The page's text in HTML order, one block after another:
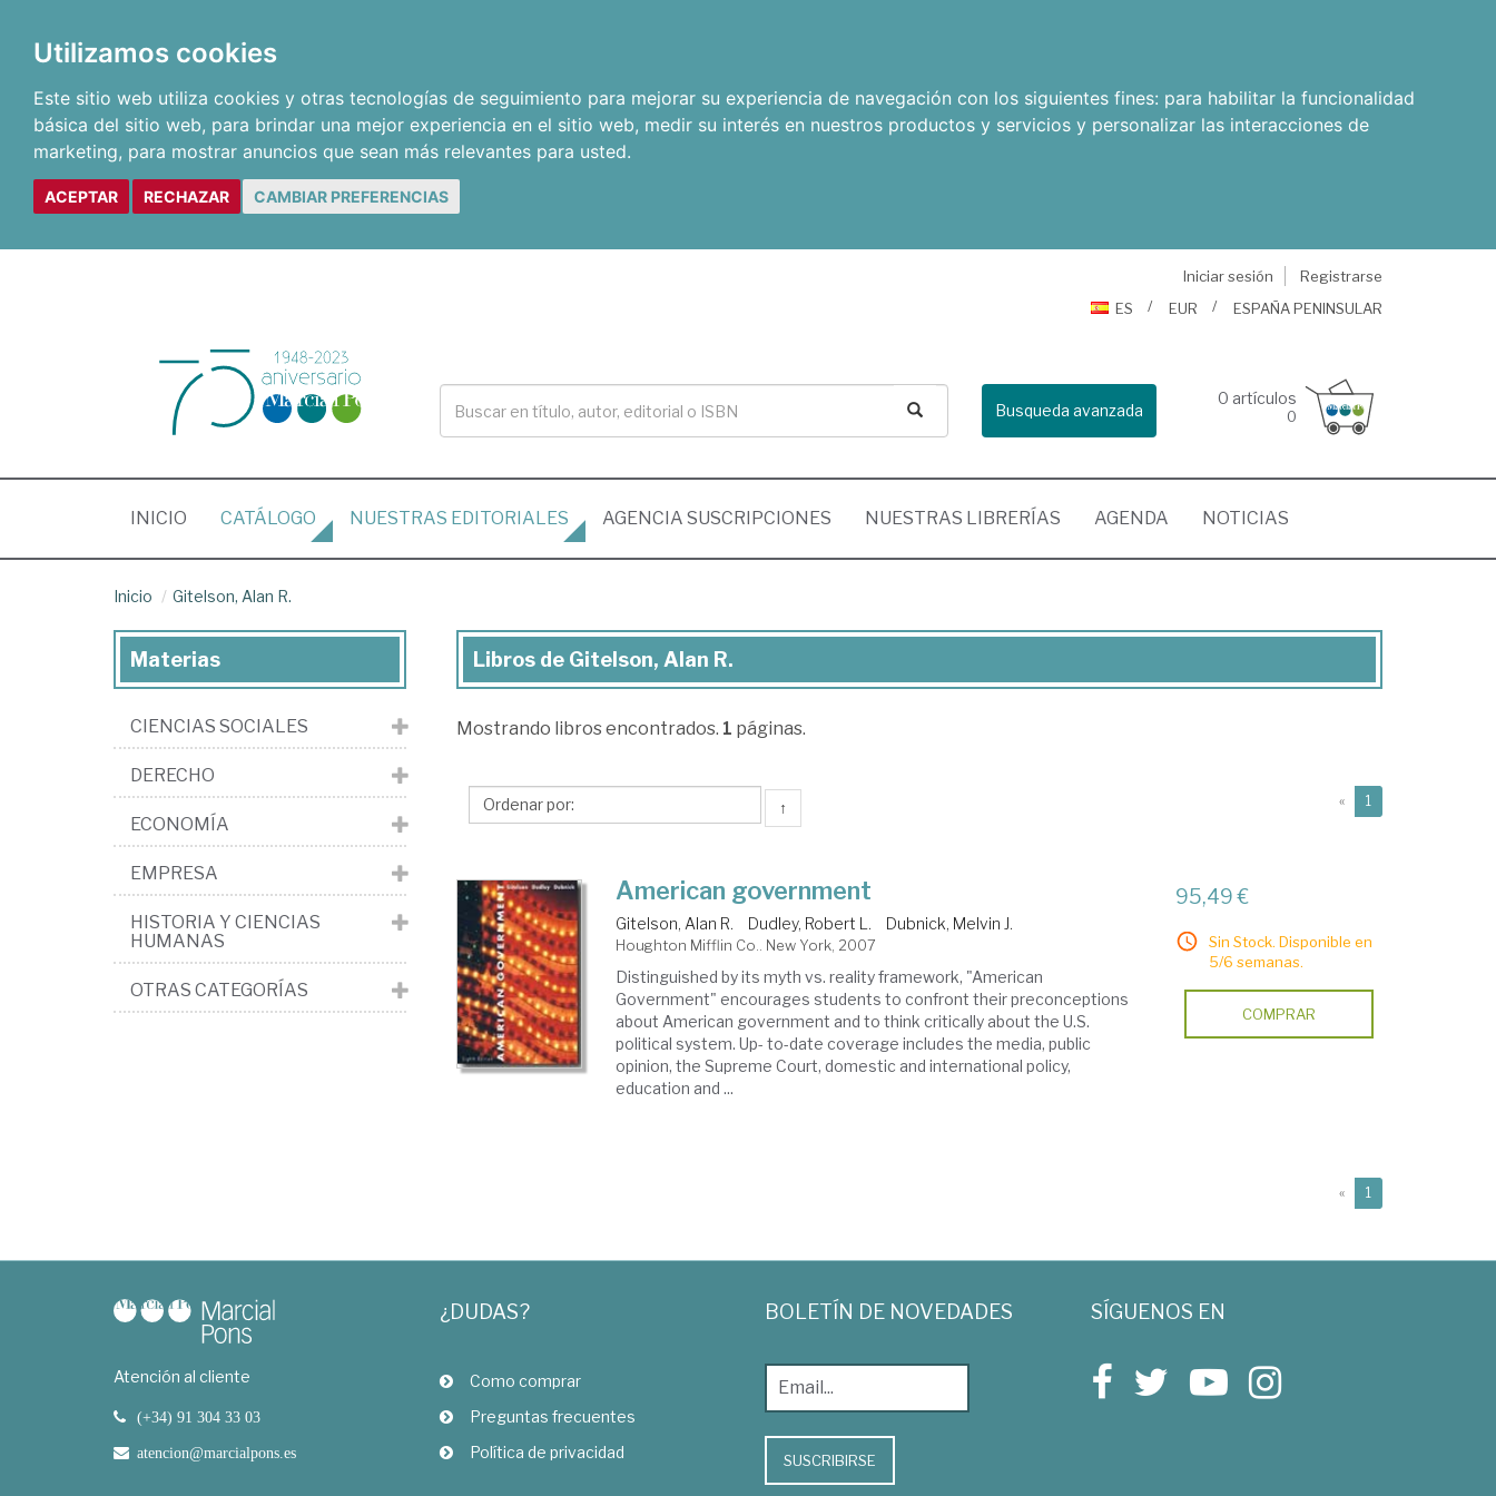
Utilizamos cookies
Este sitio web utiliza cookies y otras tecnologías de seguimiento para mejorar su experiencia de navegación con los siguientes fines: para habilitar la funcionalidad
básica del sitio web, para brindar una mejor experiencia en el sitio web, medir su interés en nuestros productos y servicios y personalizar las interacciones de
marketing, para mostrar anuncios que sean más relevantes para usted.
ACEPTAR RECHAZAR CAMBIAR PREFERENCIAS
Iniciar sesión
Registrarse
ES
EUR ESPAÑA PENINSULAR
Busqueda avanzada
0 artículos
0
INICIO (CURRENT)
CATÁLOGO NUESTRAS EDITORIALES AGENCIA SUSCRIPCIONES NUESTRAS LIBRERÍAS AGENDA NOTICIAS
Inicio Gitelson, Alan R.
Libros
Gitelson,
Libros de Gitelson, Alan R.
Mostrando libros encontrados. 1 páginas.
↑ « 1
American government
Gitelson, Alan R. Dudley, Robert L. Dubnick, Melvin J.
Houghton Mifflin Co.. New York, 2007
Distinguished by its myth vs. reality framework, "American
Government" encourages students to confront their preconceptions
about American government and to think critically about the U.S.
political system. Up- to-date coverage includes the media, public
opinion, the Supreme Court, domestic and international policy,
education and ...
95,49 €
Sin Stock. Disponible en
5/6 semanas.
COMPRAR
« 1
Materias
CIENCIAS SOCIALES
DERECHO
ECONOMÍA
EMPRESA
HISTORIA Y CIENCIAS
HUMANAS
OTRAS CATEGORÍAS
Atención al cliente
(+34) 91 304 33 03
atencion@marcialpons.es
¿DUDAS?
Como comprar
Preguntas frecuentes
Política de privacidad
BOLETÍN DE NOVEDADES
SUSCRIBIRSE
SÍGUENOS EN